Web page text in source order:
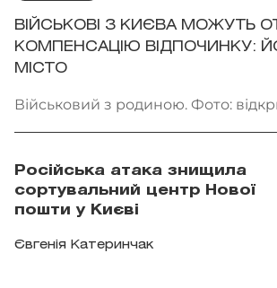
ВІЙСЬКОВІ З КИЄВА МОЖУТЬ
КОМПЕНСАЦІЮ ВІДПОЧИНКУ:
МІСТО
Військовий з родиною. Фото:
Російська атака знищила
сортувальний центр Нової
пошти у Києві
Євгенія Катеринчак